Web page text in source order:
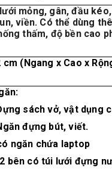
mỏng, gân, đầu
viền. Có thể dùng
thấm, độ bền cao
cm (Ngang x Cao x
sách vở, vật dụng
đựng bút, viết.
ngăn chứa laptop
bên có túi lưới đựng